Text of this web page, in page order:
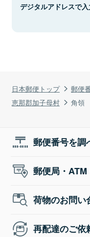
日本郵便トップ 郵便
恵那郡加子母村
角領
デジタルアドレスで入
郵便番号を調
郵便局・
荷物のお問い
再配達のご依